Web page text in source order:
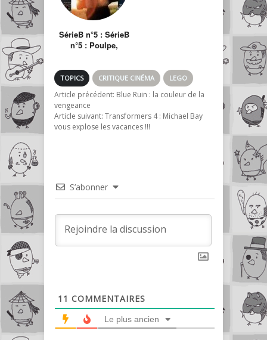
SérieB n°5 : SérieB
n°5 : Poulpe,
TOPICS CRITIQUE CINÉMA LEGO
Article précédent: Blue Ruin : la couleur de la
vengeance
Article suivant: Transformers 4 : Michael Bay
vous explose les vacances !!!
S’abonner
11 COMMENTAIRES
Le plus ancien